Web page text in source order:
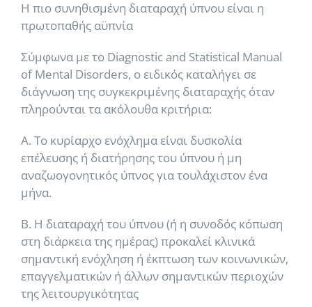
Η πιο συνηθισμένη διαταραχή ύπνου είναι η
πρωτοπαθής αϋπνία
Σύμφωνα με το Diagnostic and Statistical Manual
of Mental Disorders, ο ειδικός καταλήγει σε
διάγνωση της συγκεκριμένης διαταραχής όταν
πληρούνται τα ακόλουθα κριτήρια:
Α. Το κυρίαρχο ενόχλημα είναι δυσκολία
επέλευσης ή διατήρησης του ύπνου ή μη
αναζωογονητικός ύπνος για τουλάχιστον ένα
μήνα.
Β. Η διαταραχή του ύπνου (ή η συνοδός κόπωση
στη διάρκεια της ημέρας) προκαλεί κλινικά
σημαντική ενόχληση ή έκπτωση των κοινωνικών,
επαγγελματικών ή άλλων σημαντικών περιοχών
της λειτουργικότητας